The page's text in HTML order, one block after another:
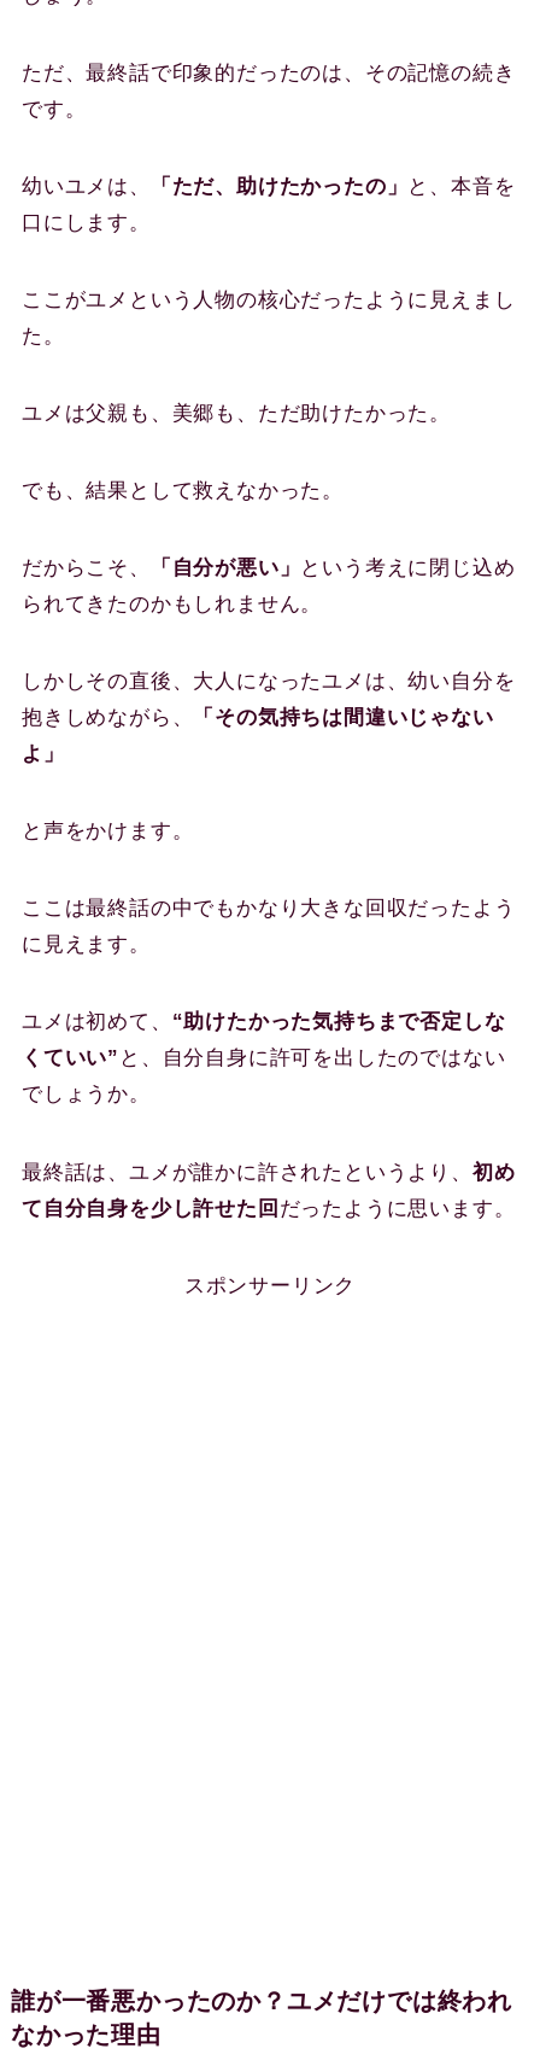
ただ、最終話で印象的だったのは、その記憶の続き
です。
幼いユメは、 「ただ、助けたかったの」
と、本音を
口にします。
ここがユメという人物の核心だったように見えまし
た。
ユメは父親も、美郷も、ただ助けたかった。
でも、結果として救えなかった。
だからこそ、 「自分が悪い」
という考えに閉じ込め
られてきたのかもしれません。
しかしその直後、大人になったユメは、幼い自分を
抱きしめながら、
「その気持ちは間違いじゃない
よ」
と声をかけます。
ここは最終話の中でもかなり大きな回収だったよう
に見えます。
ユメは初めて、 “助けたかった気持ちまで否定しな
くていい” と、自分自身に許可を出したのではない
でしょうか。
最終話は、ユメが誰かに許されたというより、 初め
て自分自身を少し許せた回 だったように思います。
スポンサーリンク
誰が一番悪かったのか？ユメだけでは終われ
なかった理由